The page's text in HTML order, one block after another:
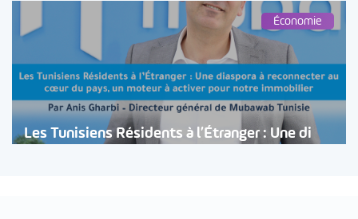
Économie
Les Tunisiens Résidents à l’Étranger : Une di